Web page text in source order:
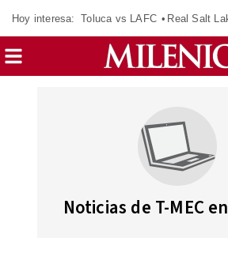
Hoy interesa: Toluca vs LAFC Real Salt
Noticias de T-MEC